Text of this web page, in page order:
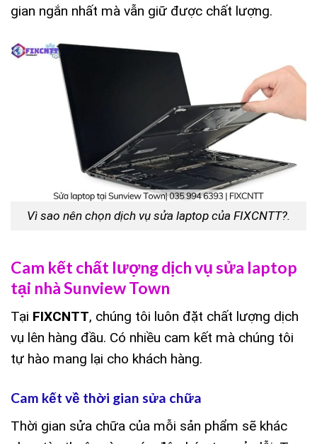
gian ngắn nhất mà vẫn giữ được chất lượng.
Vì sao nên chọn dịch vụ sửa laptop của FIXCNTT?.
Cam kết chất lượng dịch vụ sửa laptop
tại nhà Sunview Town
Tại FIXCNTT, chúng tôi luôn đặt chất lượng dịch
vụ lên hàng đầu. Có nhiều cam kết mà chúng tôi
tự hào mang lại cho khách hàng.
Cam kết về thời gian sửa chữa
Thời gian sửa chữa của mỗi sản phẩm sẽ khác